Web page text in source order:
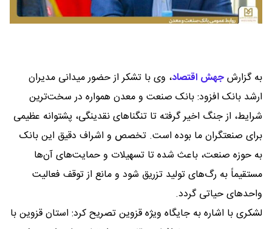
به گزارشجهش اقتصاد، وی با تشکر از حضور میدانی مدیران
ارشد بانک افزود: بانک صنعت و معدن همواره در سخت‌ترین
شرایط، از جنگ اخیر گرفته تا تنگناهای نقدینگی، پشتوانه عظیمی
برای صنعتگران ما بوده است. تخصص و اشراف دقیق این بانک
به حوزه صنعت، باعث شده تا تسهیلات و حمایت‌های آن‌ها
مستقیماً به رگ‌های تولید تزریق شود و مانع از توقف فعالیت
واحدهای حیاتی گردد.
لشکری با اشاره به جایگاه ویژه قزوین تصریح کرد: استان قزوین با